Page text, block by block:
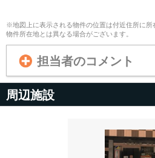
※地図上に表示される物件の位置は付近住所に
物件所在地とは異なる場合がございます。
担当者のコメント
周辺施設